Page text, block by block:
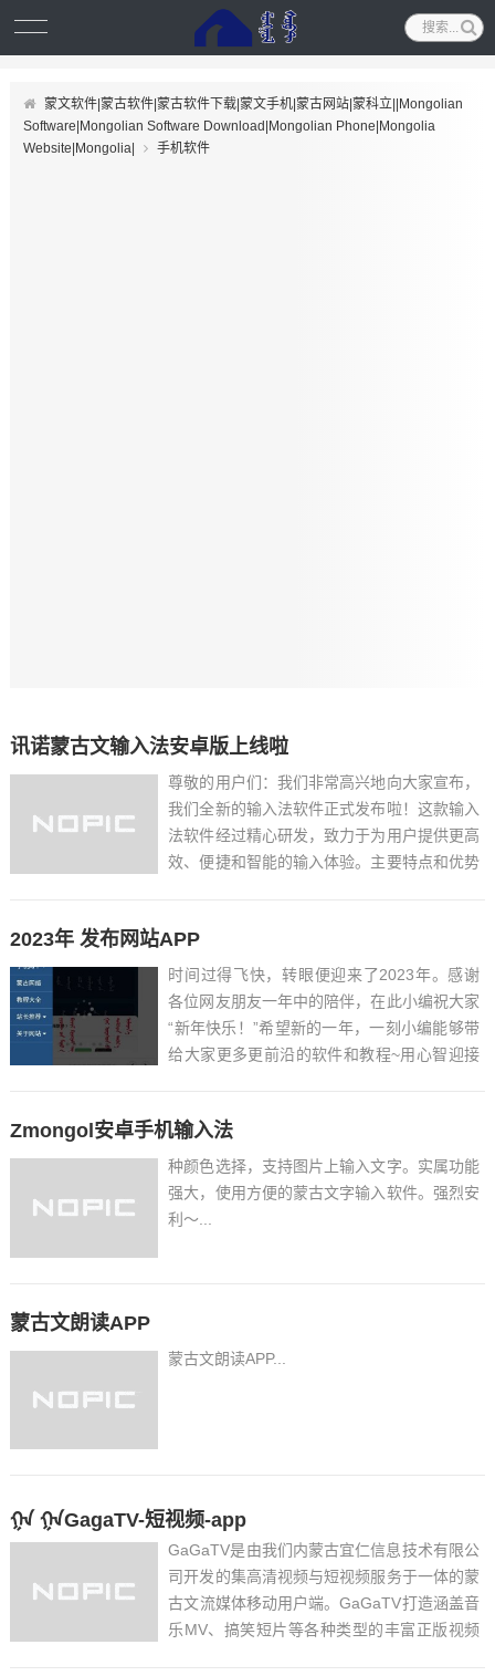
蒙文软件|蒙古软件|蒙古软件下载|蒙文手机|蒙古网站|蒙科立||Mongolian
Software|Mongolian Software Download|Mongolian Phone|Mongolia
Website|Mongolia|
手机软件
讯诺蒙古文输入法安卓版上线啦
尊敬的用户们：我们非常高兴地向大家宣布，
我们全新的输入法软件正式发布啦！这款输入
法软件经过精心研发，致力于为用户提供更高
效、便捷和智能的输入体验。主要特点和优势
版方式。2. 候选词文字方向：输入法设置中
可以更改候选词的...
2023年 发布网站APP
时间过得飞快，转眼便迎来了2023年。感谢
各位网友朋友一年中的陪伴，在此小编祝大家
“新年快乐！”希望新的一年，一刻小编能够带
给大家更多更前沿的软件和教程~用心智迎接
Zmongol安卓手机输入法
种颜色选择，支持图片上输入文字。实属功能
强大，使用方便的蒙古文字输入软件。强烈安
利～...
蒙古文朗读APP
蒙古文朗读APP...
ᠭᠠ ᠭᠠGagaTV-短视频-app
GaGaTV是由我们内蒙古宜仁信息技术有限公
司开发的集高清视频与短视频服务于一体的蒙
古文流媒体移动用户端。GaGaTV打造涵盖音
乐MV、搞笑短片等各种类型的丰富正版视频